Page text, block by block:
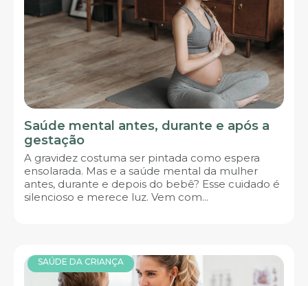
Saúde mental antes, durante e após a
gestação
A gravidez costuma ser pintada como espera
ensolarada. Mas e a saúde mental da mulher
antes, durante e depois do bebê? Esse cuidado é
silencioso e merece luz. Vem com...
SAÚDE DA CRIANÇA